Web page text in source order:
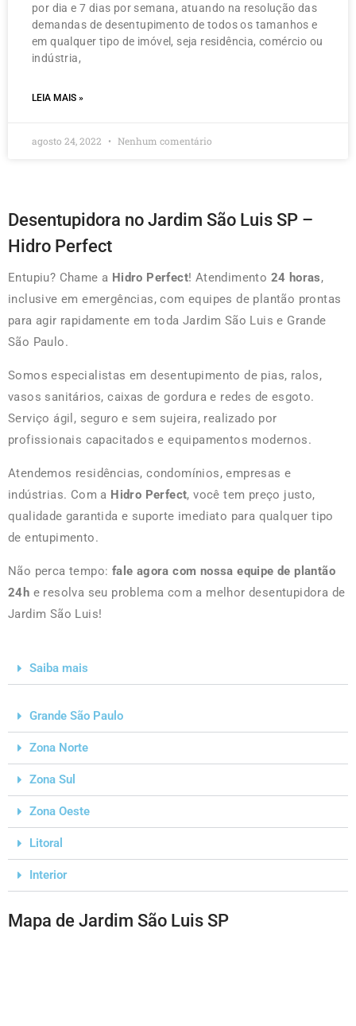
por dia e 7 dias por semana, atuando na resolução das
demandas de desentupimento de todos os tamanhos e
em qualquer tipo de imóvel, seja residência, comércio ou
indústria,
LEIA MAIS »
agosto 24, 2022 Nenhum comentário
Desentupidora no Jardim São Luis SP –
Hidro Perfect
Entupiu? Chame a Hidro Perfect! Atendimento 24 horas,
inclusive em emergências, com equipes de plantão prontas
para agir rapidamente em toda Jardim São Luis e Grande
São Paulo.
Somos especialistas em desentupimento de pias, ralos,
vasos sanitários, caixas de gordura e redes de esgoto.
Serviço ágil, seguro e sem sujeira, realizado por
profissionais capacitados e equipamentos modernos.
Atendemos residências, condomínios, empresas e
indústrias. Com a Hidro Perfect, você tem preço justo,
qualidade garantida e suporte imediato para qualquer tipo
de entupimento.
Não perca tempo: fale agora com nossa equipe de plantão
24h e resolva seu problema com a melhor desentupidora de
Jardim São Luis!
Saiba mais
Grande São Paulo
Zona Norte
Zona Sul
Zona Oeste
Litoral
Interior
Mapa de Jardim São Luis SP